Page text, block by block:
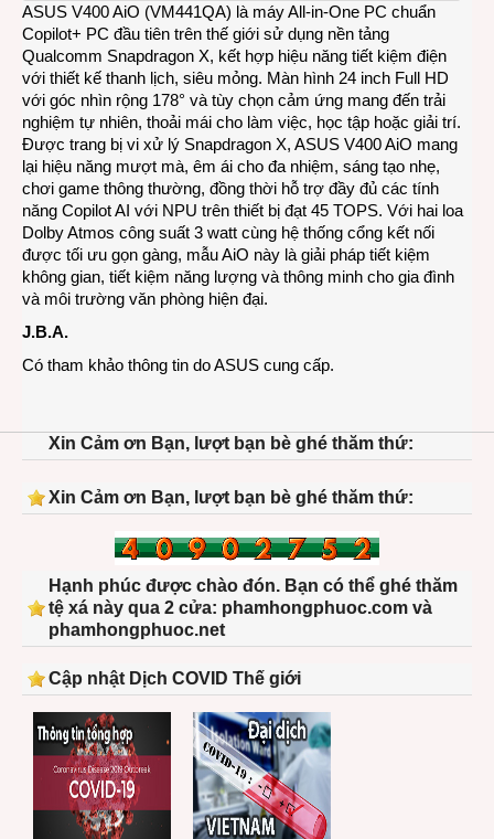
ASUS V400 AiO (VM441QA) là máy All-in-One PC chuẩn
Copilot+ PC đầu tiên trên thế giới sử dụng nền tảng
Qualcomm Snapdragon X, kết hợp hiệu năng tiết kiệm điện
với thiết kế thanh lịch, siêu mỏng. Màn hình 24 inch Full HD
với góc nhìn rộng 178° và tùy chọn cảm ứng mang đến trải
nghiệm tự nhiên, thoải mái cho làm việc, học tập hoặc giải trí.
Được trang bị vi xử lý Snapdragon X, ASUS V400 AiO mang
lại hiệu năng mượt mà, êm ái cho đa nhiệm, sáng tạo nhẹ,
chơi game thông thường, đồng thời hỗ trợ đầy đủ các tính
năng Copilot AI với NPU trên thiết bị đạt 45 TOPS. Với hai loa
Dolby Atmos công suất 3 watt cùng hệ thống cổng kết nối
được tối ưu gọn gàng, mẫu AiO này là giải pháp tiết kiệm
không gian, tiết kiệm năng lượng và thông minh cho gia đình
và môi trường văn phòng hiện đại.
J.B.A.
Có tham khảo thông tin do ASUS cung cấp.
Xin Cảm ơn Bạn, lượt bạn bè ghé thăm thứ:
Xin Cảm ơn Bạn, lượt bạn bè ghé thăm thứ:
Hạnh phúc được chào đón. Bạn có thể ghé thăm
tệ xá này qua 2 cửa: phamhongphuoc.com và
phamhongphuoc.net
Cập nhật Dịch COVID Thế giới